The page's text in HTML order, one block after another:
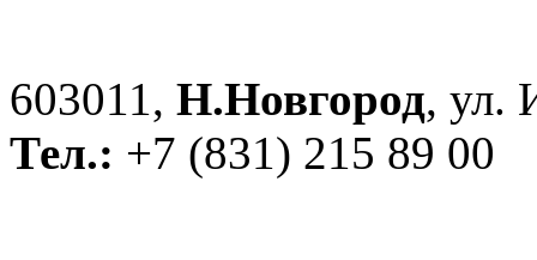
603011, Н.Новгород, ул.
Тел.: +7 (831) 215 89 00